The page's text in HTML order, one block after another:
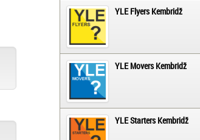
YLE Flyers Kembridž
YLE Movers Kembridž
YLE Starters Kembridž